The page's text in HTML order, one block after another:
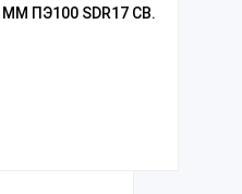
ПЭ100 SDR17 СВ.